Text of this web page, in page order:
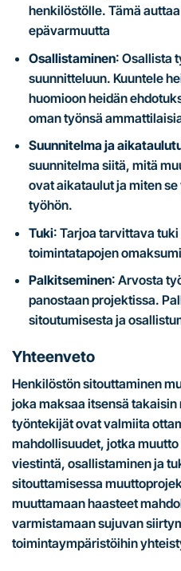
henkilöstölle. Tämä
epävarmuutta
Osallistaminen: Osallista
suunnitteluun. Kuuntele
huomioon heidän
oman työnsä
Suunnitelma ja
suunnitelma siitä, mitä
ovat aikataulut ja miten
työhön.
Tuki: Tarjoa tarvittava
toimintatapojen
Palkitseminen: Arvosta
panostaan projektissa.
sitoutumisesta ja
Yhteenveto
Henkilöstön sitouttaminen
joka maksaa itsensä
työntekijät ovat valmiita
mahdollisuudet, jotka
viestintä, osallistaminen ja
sitouttamisessa
muuttamaan haasteet
varmistamaan sujuvan
toimintaympäristöihin